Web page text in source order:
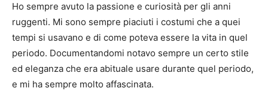
Ho sempre avuto la passione e curiosità per gli anni
ruggenti. Mi sono sempre piaciuti i costumi che a quei
tempi si usavano e di come poteva essere la vita in quel
periodo. Documentandomi notavo sempre un certo stile
ed eleganza che era abituale usare durante quel periodo,
e mi ha sempre molto affascinata.